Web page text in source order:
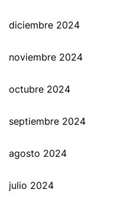
diciembre 2024
noviembre 2024
octubre 2024
septiembre 2024
agosto 2024
julio 2024